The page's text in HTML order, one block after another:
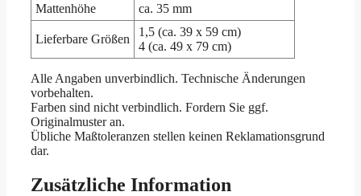
Mattenhöhe
ca. 35 mm
Lieferbare Größen
1,5 (ca. 39 x 59 cm)
4 (ca. 49 x 79 cm)
Alle Angaben unverbindlich. Technische Änderungen
vorbehalten.
Farben sind nicht verbindlich. Fordern Sie ggf.
Originalmuster an.
Übliche Maßtoleranzen stellen keinen Reklamationsgrund
dar.
Zusätzliche Information